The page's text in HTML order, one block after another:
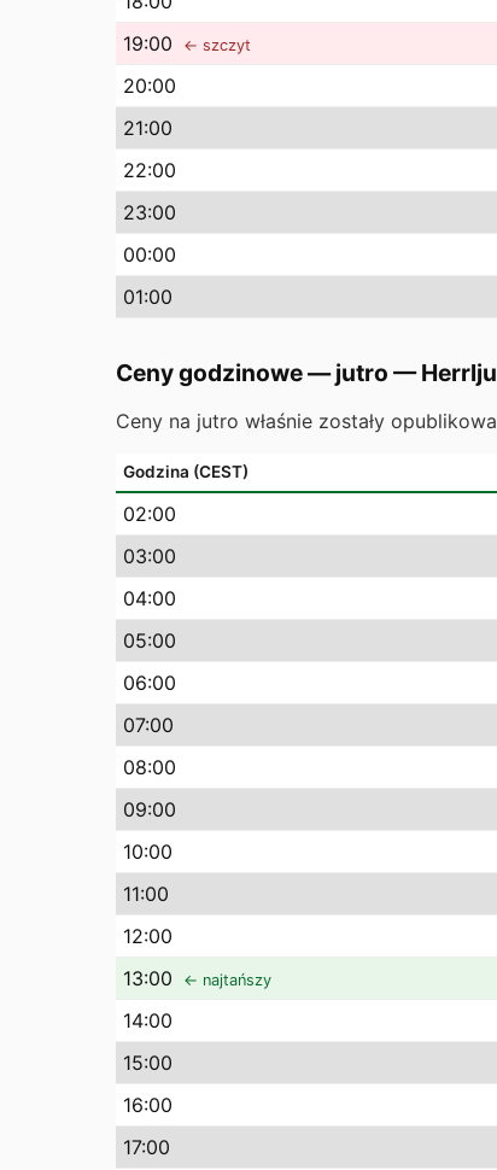
19:00 ← szczyt
20:00
21:00
22:00
23:00
00:00
01:00
Ceny godzinowe — jutro —
Ceny na jutro właśnie zostały
Godzina (CEST)
02:00
03:00
04:00
05:00
06:00
07:00
08:00
09:00
10:00
11:00
12:00
13:00 ← najtańszy
14:00
15:00
16:00
17:00